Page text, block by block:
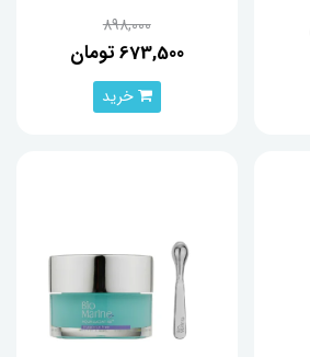
898,000
673,500 تومان
خرید